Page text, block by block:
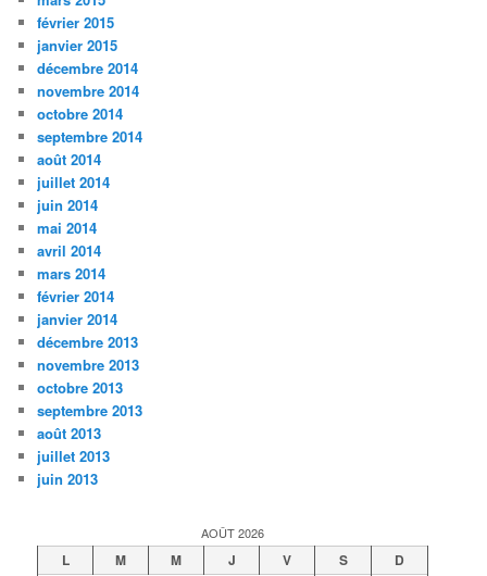
février 2015
janvier 2015
décembre 2014
novembre 2014
octobre 2014
septembre 2014
août 2014
juillet 2014
juin 2014
mai 2014
avril 2014
mars 2014
février 2014
janvier 2014
décembre 2013
novembre 2013
octobre 2013
septembre 2013
août 2013
juillet 2013
juin 2013
AOÛT 2026
L M M J V S D